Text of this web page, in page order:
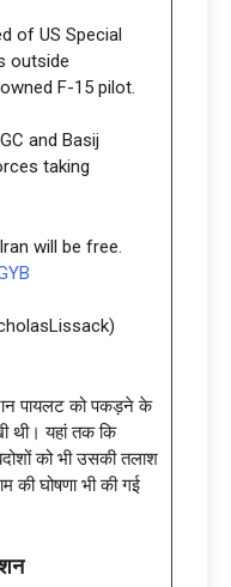
of US Special
outside
F-15 pilot.
and Basij
taking
will be free.
पायलट को पकड़ने के
थी। यहां तक कि
को भी उसकी तलाश
की घोषणा भी की गई